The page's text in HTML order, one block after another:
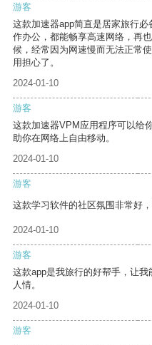
游客
这款加速器app简直是居家旅行
作办公，都能畅享高速网络，再
候，经常因为网速慢而无法正常
用担心了。
2024-01-10
游客
这款加速器VPM应用程序可以给
助你在网络上自由移动。
2024-01-10
游客
这款学习软件的社区氛围非常好
2024-01-10
游客
这款app是我旅行的好帮手，让
人情。
2024-01-10
游客